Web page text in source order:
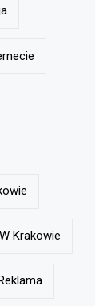
Krakowie